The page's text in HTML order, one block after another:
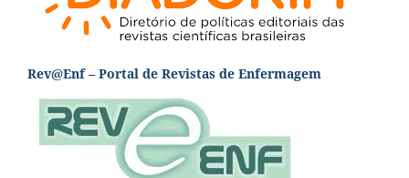
Rev@Enf – Portal de Revistas de Enfermagem